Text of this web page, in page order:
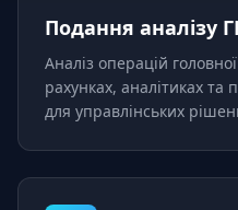
Подання аналізу
Аналіз операцій
рахунках, аналітиках
для управлінських